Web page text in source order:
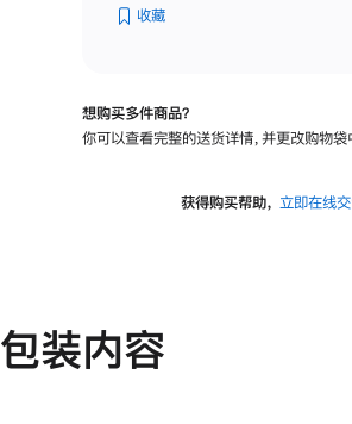
可
斜
收藏
想购买多件商品？
你可以查看完整的送货详情，并更改购物袋
获得购买帮助， 立即在线
包装内容